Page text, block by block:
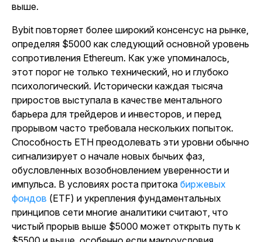
выше.
Bybit повторяет более широкий консенсус на рынке,
определяя $5000 как следующий основной уровень
сопротивления Ethereum. Как уже упоминалось,
этот порог не только технический, но и глубоко
психологический. Исторически каждая тысяча
приростов выступала в качестве ментального
барьера для трейдеров и инвесторов, и перед
прорывом часто требовала нескольких попыток.
Способность ETH преодолевать эти уровни обычно
сигнализирует о начале новых бычьих фаз,
обусловленных возобновлением уверенности и
импульса. В условиях роста притока биржевых
фондов (ETF) и укрепления фундаментальных
принципов сети многие аналитики считают, что
чистый прорыв выше $5000 может открыть путь к